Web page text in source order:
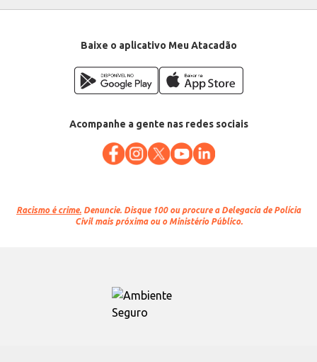
Baixe o aplicativo Meu Atacadão
Acompanhe a gente nas redes sociais
Racismo é crime. Denuncie. Disque 100 ou procure a Delegacia de Polícia
Civil mais próxima ou o Ministério Público.